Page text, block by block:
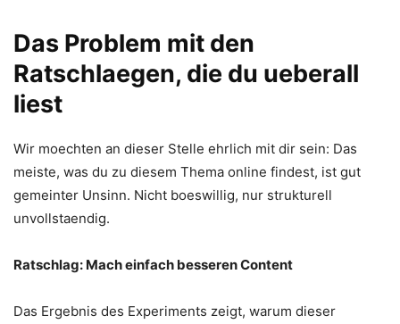
Das Problem mit den
Ratschlaegen, die du ueberall
liest
Wir moechten an dieser Stelle ehrlich mit dir sein: Das
meiste, was du zu diesem Thema online findest, ist gut
gemeinter Unsinn. Nicht boeswillig, nur strukturell
unvollstaendig.
Ratschlag: Mach einfach besseren Content
Das Ergebnis des Experiments zeigt, warum dieser